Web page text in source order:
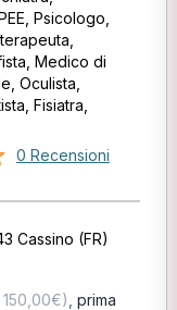
Psicologo,
Medico di
Oculista,
Fisiatra,
0 Recensioni
Cassino (FR)
150,00€) prima